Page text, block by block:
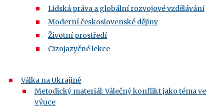
Lidská práva a globální rozvojové vzdělávání
Moderní československé dějiny
Životní prostředí
Cizojazyčné lekce
Válka na Ukrajině
Metodický materiál: Válečný konflikt jako téma ve
výuce